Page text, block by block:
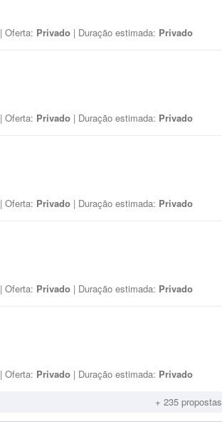
| Oferta: Privado | Duração estimada: Privado
| Oferta: Privado | Duração estimada: Privado
| Oferta: Privado | Duração estimada: Privado
| Oferta: Privado | Duração estimada: Privado
| Oferta: Privado | Duração estimada: Privado
+ 235 propostas